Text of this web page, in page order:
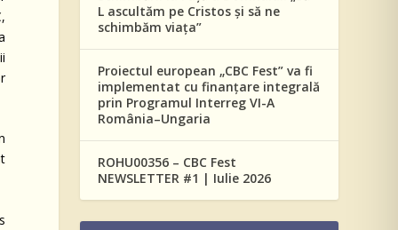
L ascultăm pe Cristos și să ne
schimbăm viața”
Proiectul european „CBC Fest” va fi
implementat cu finanțare integrală
prin Programul Interreg VI-A
România–Ungaria
ROHU00356 – CBC Fest
NEWSLETTER #1 | Iulie 2026